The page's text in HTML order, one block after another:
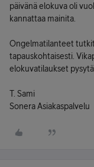
päivänä elokuva oli
kannattaa mainita.
Ongelmatilanteet
tapauskohtaisesti.
elokuvatilaukset
T. Sami
Sonera Asiakaspalvelu